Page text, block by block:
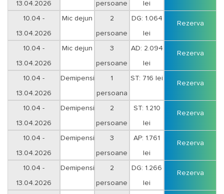
13.04.2026 persoane lei
10.04 -
13.04.2026
Mic dejun 2
persoane
DG: 1.064
lei
Rezerva
10.04 -
13.04.2026
Mic dejun 3
persoane
AD: 2.094
lei
Rezerva
10.04 -
13.04.2026
Demipensiune 1
persoana
ST: 716 lei
Rezerva
10.04 -
13.04.2026
Demipensiune 2
persoane
ST: 1.210
lei
Rezerva
10.04 -
13.04.2026
Demipensiune 3
persoane
AP: 1.761
lei
Rezerva
10.04 -
13.04.2026
Demipensiune 2
persoane
DG: 1.266
lei
Rezerva